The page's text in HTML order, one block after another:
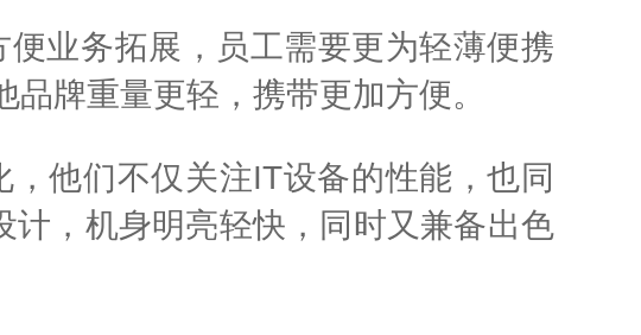
业务拓展，员工需要更为轻薄便携
牌重量更轻，携带更加方便。
他们不仅关注IT设备的性能，也同
，机身明亮轻快，同时又兼备出色